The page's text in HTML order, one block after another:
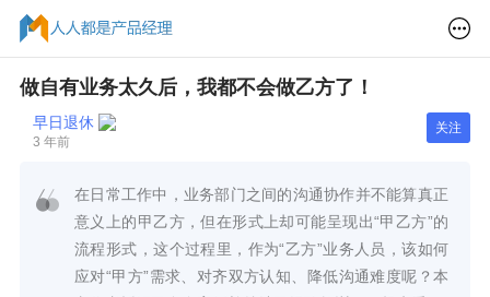
做自有业务太久后，我都不会做乙方了！
早日退休
3 年前
关注
在日常工作中，业务部门之间的沟通协作并不能算真正
意义上的甲乙方，但在形式上却可能呈现出“甲乙方”的
流程形式，这个过程里，作为“乙方”业务人员，该如何
应对“甲方”需求、对齐双方认知、降低沟通难度呢？本